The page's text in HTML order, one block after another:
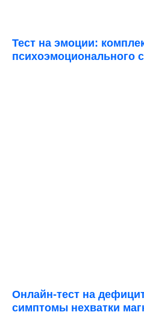
Тест на эмоции:
психоэмоционального
Онлайн-тест на
симптомы нехватки